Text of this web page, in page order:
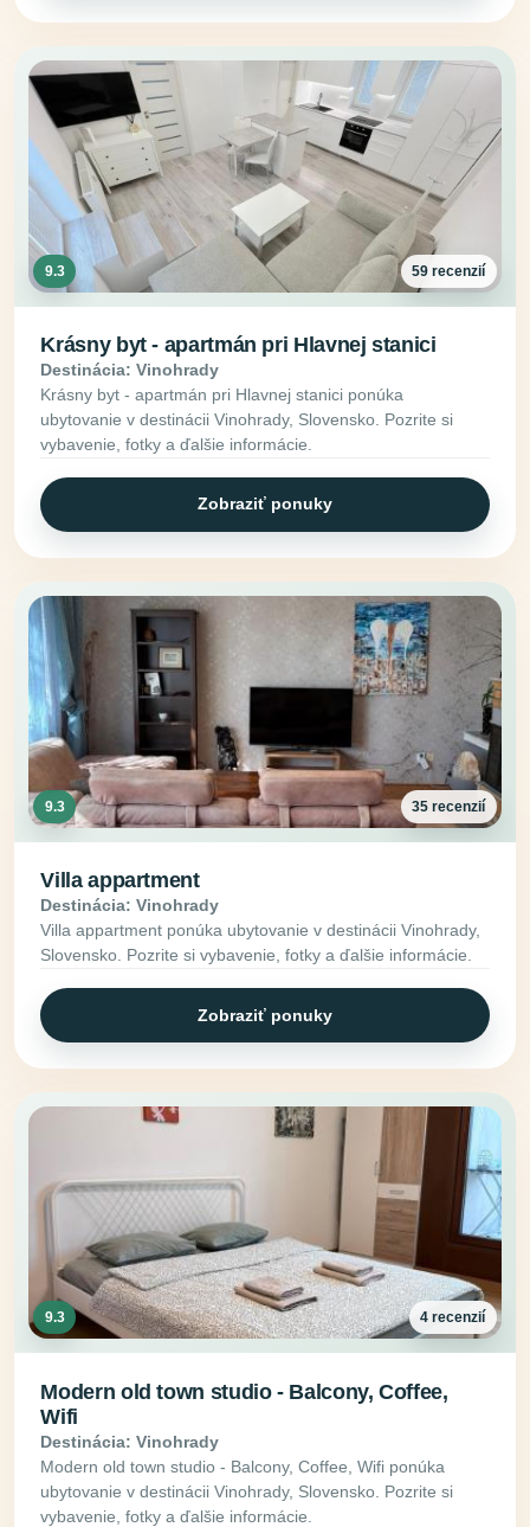
9.3 59 recenzií
Krásny byt - apartmán pri Hlavnej stanici
Destinácia: Vinohrady
Krásny byt - apartmán pri Hlavnej stanici ponúka
ubytovanie v destinácii Vinohrady, Slovensko. Pozrite si
vybavenie, fotky a ďalšie informácie.
Zobraziť ponuky
9.3 35 recenzií
Villa appartment
Destinácia: Vinohrady
Villa appartment ponúka ubytovanie v destinácii Vinohrady,
Slovensko. Pozrite si vybavenie, fotky a ďalšie informácie.
Zobraziť ponuky
9.3 4 recenzií
Modern old town studio - Balcony, Coffee,
Wifi
Destinácia: Vinohrady
Modern old town studio - Balcony, Coffee, Wifi ponúka
ubytovanie v destinácii Vinohrady, Slovensko. Pozrite si
vybavenie, fotky a ďalšie informácie.